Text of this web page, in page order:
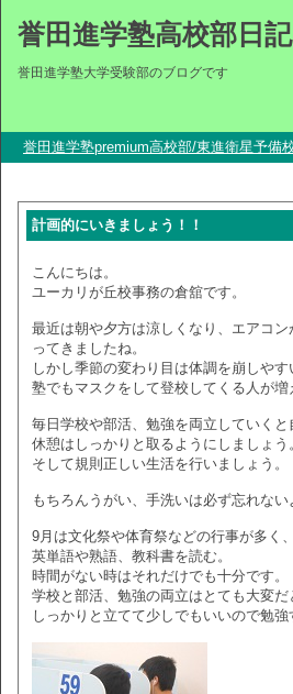
誉田進学塾高校部日記
誉田進学塾大学受験部のブログです
誉田進学塾premium高校部/東進衛星予備
計画的にいきましょう！！
こんにちは。
ユーカリが丘校事務の倉舘です。
最近は朝や夕方は涼しくなり、エアコ
ってきましたね。
しかし季節の変わり目は体調を崩しやす
塾でもマスクをして登校してくる人が増
毎日学校や部活、勉強を両立していく
休憩はしっかりと取るようにしましょう
そして規則正しい生活を行いましょう。
もちろんうがい、手洗いは必ず忘れない
9月は文化祭や体育祭などの行事が多く
英単語や熟語、教科書を読む。
時間がない時はそれだけでも十分です。
学校と部活、勉強の両立はとても大変
しっかりと立てて少しでもいいので勉